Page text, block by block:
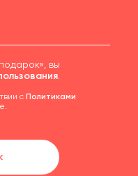
вы
.
с Политиками